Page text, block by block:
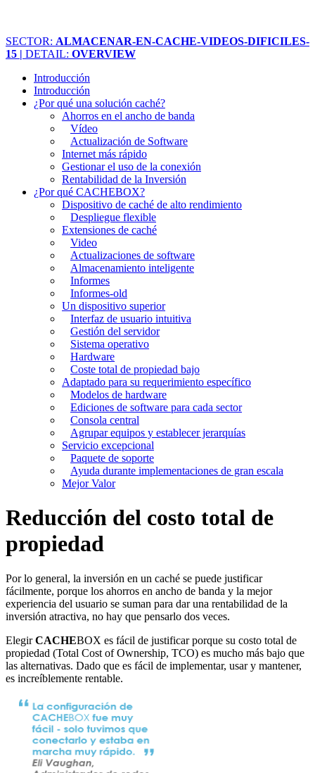
SECTOR: ALMACENAR-EN-CACHE-VIDEOS-DIFICILES-
15 | DETAIL: OVERVIEW
Introducción
Introducción
¿Por qué una solución caché?
Ahorros en el ancho de banda
Vídeo
Actualización de Software
Internet más rápido
Gestionar el uso de la conexión
Rentabilidad de la Inversión
¿Por qué CACHEBOX?
Dispositivo de caché de alto rendimiento
Despliegue flexible
Extensiones de caché
Video
Actualizaciones de software
Almacenamiento inteligente
Informes
Informes-old
Un dispositivo superior
Interfaz de usuario intuitiva
Gestión del servidor
Sistema operativo
Hardware
Coste total de propiedad bajo
Adaptado para su requerimiento específico
Modelos de hardware
Ediciones de software para cada sector
Consola central
Agrupar equipos y establecer jerarquías
Servicio excepcional
Paquete de soporte
Ayuda durante implementaciones de gran escala
Mejor Valor
Reducción del costo total de
propiedad
Por lo general, la inversión en un caché se puede justificar
fácilmente, porque los ahorros en ancho de banda y la mejor
experiencia del usuario se suman para dar una rentabilidad de la
inversión atractiva, no hay que pensarlo dos veces.
ElegirCACHEBOX es fácil de justificar porque su costo total de
propiedad (Total Cost of Ownership, TCO) es mucho más bajo que
las alternativas. Dado que es fácil de implementar, usar y mantener,
es increíblemente rentable.